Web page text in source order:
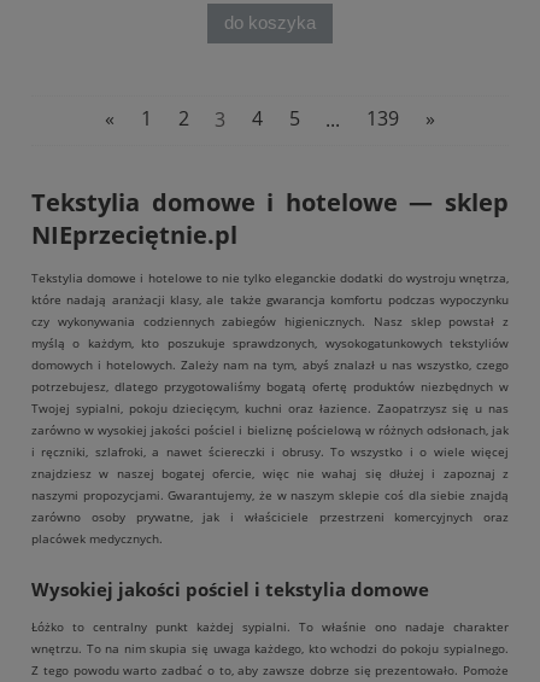
do koszyka
« 1 2 3 4 5 ... 139 »
Tekstylia domowe i hotelowe — sklep
NIEprzeciętnie.pl
Tekstylia domowe i hotelowe to nie tylko eleganckie dodatki do wystroju wnętrza,
które nadają aranżacji klasy, ale także gwarancja komfortu podczas wypoczynku
czy wykonywania codziennych zabiegów higienicznych. Nasz sklep powstał z
myślą o każdym, kto poszukuje sprawdzonych, wysokogatunkowych tekstyliów
domowych i hotelowych. Zależy nam na tym, abyś znalazł u nas wszystko, czego
potrzebujesz, dlatego przygotowaliśmy bogatą ofertę produktów niezbędnych w
Twojej sypialni, pokoju dziecięcym, kuchni oraz łazience. Zaopatrzysz się u nas
zarówno w wysokiej jakości pościel i bieliznę pościelową w różnych odsłonach, jak
i ręczniki, szlafroki, a nawet ściereczki i obrusy. To wszystko i o wiele więcej
znajdziesz w naszej bogatej ofercie, więc nie wahaj się dłużej i zapoznaj z
naszymi propozycjami. Gwarantujemy, że w naszym sklepie coś dla siebie znajdą
zarówno osoby prywatne, jak i właściciele przestrzeni komercyjnych oraz
placówek medycznych.
Wysokiej jakości pościel i tekstylia domowe
Łóżko to centralny punkt każdej sypialni. To właśnie ono nadaje charakter
wnętrzu. To na nim skupia się uwaga każdego, kto wchodzi do pokoju sypialnego.
Z tego powodu warto zadbać o to, aby zawsze dobrze się prezentowało. Pomoże